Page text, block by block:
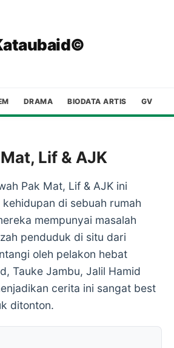
DRAMA BIODATA ARTIS GV
Lif & AJK
Pak Mat, Lif & AJK ini
di sebuah rumah
mempunyai masalah
penduduk di situ dari
oleh pelakon hebat
Tauke Jambu, Jalil Hamid
cerita ini sangat best
ditonton.